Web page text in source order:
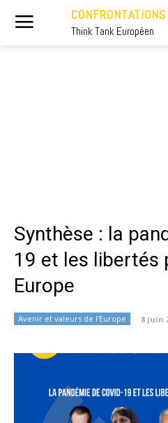
Think Tank Européen
Synthèse : la
19 et les libertés
Europe
Avenir et valeurs de l'Europe 8 juin